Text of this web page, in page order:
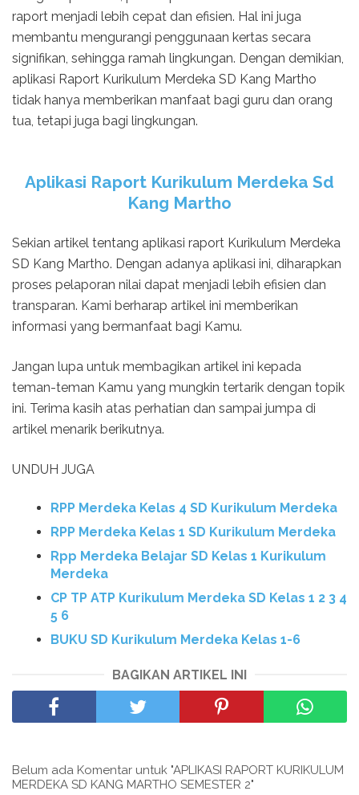
raport menjadi lebih cepat dan efisien. Hal ini juga
membantu mengurangi penggunaan kertas secara
signifikan, sehingga ramah lingkungan. Dengan demikian,
aplikasi Raport Kurikulum Merdeka SD Kang Martho
tidak hanya memberikan manfaat bagi guru dan orang
tua, tetapi juga bagi lingkungan.
Aplikasi Raport Kurikulum Merdeka Sd
Kang Martho
Sekian artikel tentang aplikasi raport Kurikulum Merdeka
SD Kang Martho. Dengan adanya aplikasi ini, diharapkan
proses pelaporan nilai dapat menjadi lebih efisien dan
transparan. Kami berharap artikel ini memberikan
informasi yang bermanfaat bagi Kamu.
Jangan lupa untuk membagikan artikel ini kepada
teman-teman Kamu yang mungkin tertarik dengan topik
ini. Terima kasih atas perhatian dan sampai jumpa di
artikel menarik berikutnya.
UNDUH JUGA
RPP Merdeka Kelas 4 SD Kurikulum Merdeka
RPP Merdeka Kelas 1 SD Kurikulum Merdeka
Rpp Merdeka Belajar SD Kelas 1 Kurikulum
Merdeka
CP TP ATP Kurikulum Merdeka SD Kelas 1 2 3 4
5 6
BUKU SD Kurikulum Merdeka Kelas 1-6
BAGIKAN ARTIKEL INI
Belum ada Komentar untuk "APLIKASI RAPORT KURIKULUM
MERDEKA SD KANG MARTHO SEMESTER 2"